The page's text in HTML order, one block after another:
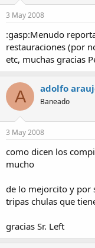
3 May 2008
:gasp:Menudo
restauraciones (por
etc, muchas gracias
A adolfo
Baneado
3 May 2008
como dicen los
mucho
de lo mejorcito y por
tripas chulas que
gracias Sr. Left